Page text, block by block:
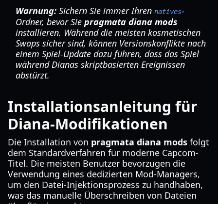
Warnung: Sichern Sie immer Ihren natives-
Ordner, bevor Sie pragmata diana mods
installieren. Während die meisten kosmetischen
Swaps sicher sind, können Versionskonflikte nach
einem Spiel-Update dazu führen, dass das Spiel
während Dianas skriptbasierten Ereignissen
abstürzt.
Installationsanleitung für
Diana-Modifikationen
Die Installation von pragmata diana mods folgt
dem Standardverfahren für moderne Capcom-
Titel. Die meisten Benutzer bevorzugen die
Verwendung eines dedizierten Mod-Managers,
um den Datei-Injektionsprozess zu handhaben,
was das manuelle Überschreiben von Dateien